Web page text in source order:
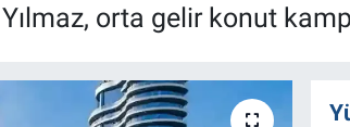
orta gelir konut